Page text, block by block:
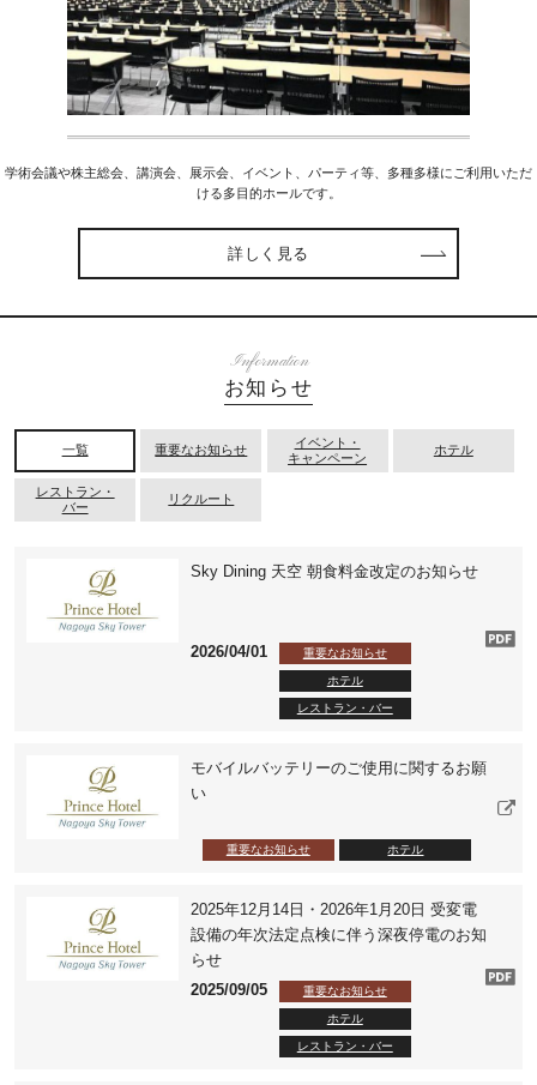
学術会議や株主総会、講演会、展示会、イベント、パーティ等、多種多様にご利用いただ
ける多目的ホールです。
詳しく見る
Information
お知らせ
一覧 重要なお知らせ
イベント・
キャンペーン
ホテル
レストラン・
バー
リクルート
Sky Dining 天空 朝食料金改定のお知らせ
2026/04/01 重要なお知らせ
ホテル
レストラン・バー
モバイルバッテリーのご使用に関するお願
い
重要なお知らせ ホテル
2025年12月14日・2026年1月20日 受変電
設備の年次法定点検に伴う深夜停電のお知
らせ
2025/09/05
重要なお知らせ
ホテル
レストラン・バー